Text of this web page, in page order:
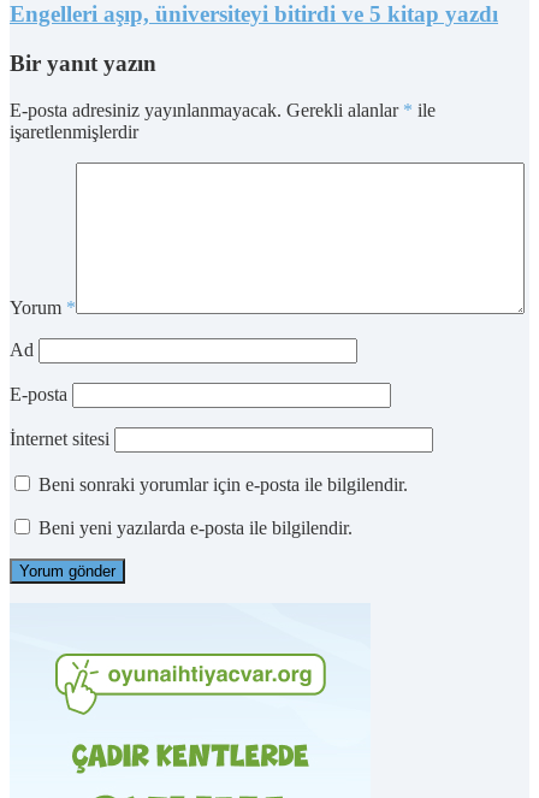
Engelleri aşıp, üniversiteyi bitirdi ve 5 kitap yazdı
Bir yanıt yazın
E-posta adresiniz yayınlanmayacak. Gerekli alanlar * ile
işaretlenmişlerdir
Yorum *
Ad
E-posta
İnternet sitesi
Beni sonraki yorumlar için e-posta ile bilgilendir.
Beni yeni yazılarda e-posta ile bilgilendir.